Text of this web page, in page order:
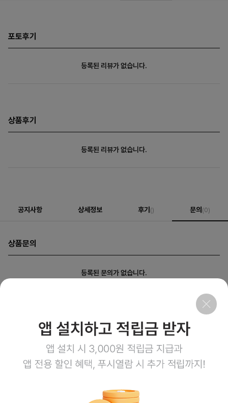
포토후기
등록된 리뷰가 없습니다.
상품후기
등록된 리뷰가 없습니다.
공지사항 상세정보 후기 () 문의 (0)
상품문의
등록된 문의가 없습니다.